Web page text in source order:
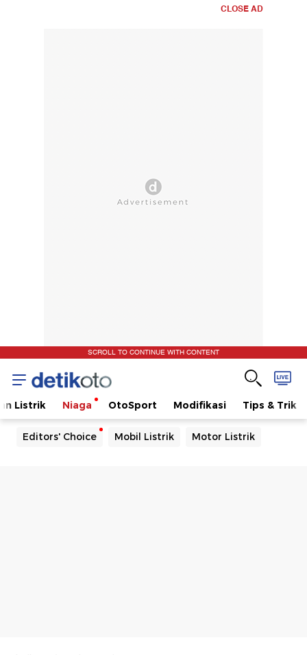
CLOSE AD
SCROLL TO CONTINUE WITH CONTENT
Listrik Niaga OtoSport Modifikasi Tips & Trik
Editors' Choice Mobil Listrik Motor Listrik